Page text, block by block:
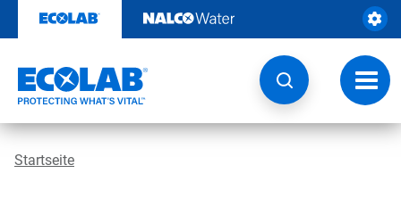
Inhalt
Startseite